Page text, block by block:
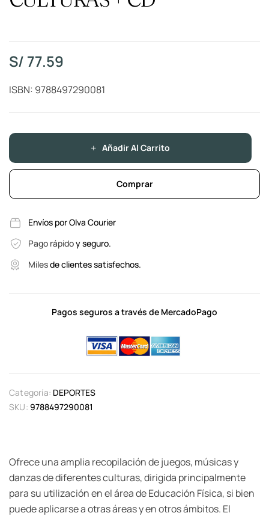
S/ 77.59
ISBN: 9788497290081
Añadir Al Carrito
Comprar
Envíos por Olva Courier
Pago rápidoy seguro.
Milesde clientes satisfechos.
Pagos seguros a través de MercadoPago
Categoría: DEPORTES
SKU: 9788497290081
Ofrece una amplia recopilación de juegos, músicas y
danzas de diferentes culturas, dirigida principalmente
para su utilización en el área de Educación Física, si bien
puede aplicarse a otras áreas y en otros ámbitos. El